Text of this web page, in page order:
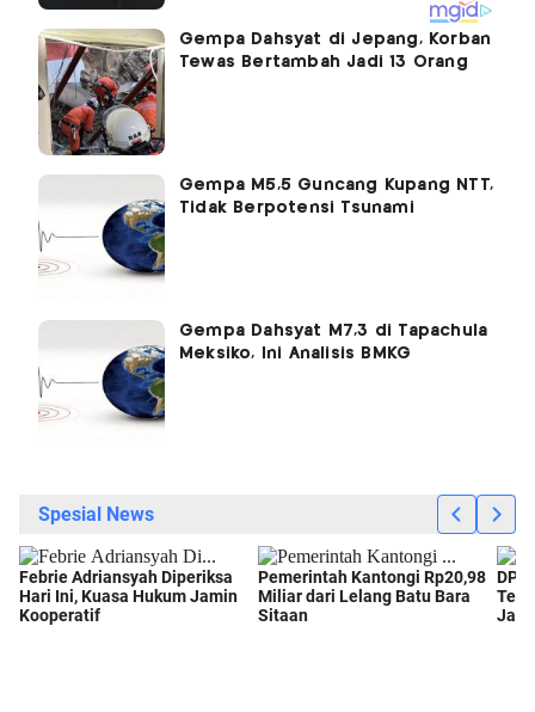
Gempa Dahsyat di Jepang, Korban
Tewas Bertambah Jadi 13 Orang
Gempa M5,5 Guncang Kupang NTT,
Tidak Berpotensi Tsunami
Gempa Dahsyat M7,3 di Tapachula
Meksiko, Ini Analisis BMKG